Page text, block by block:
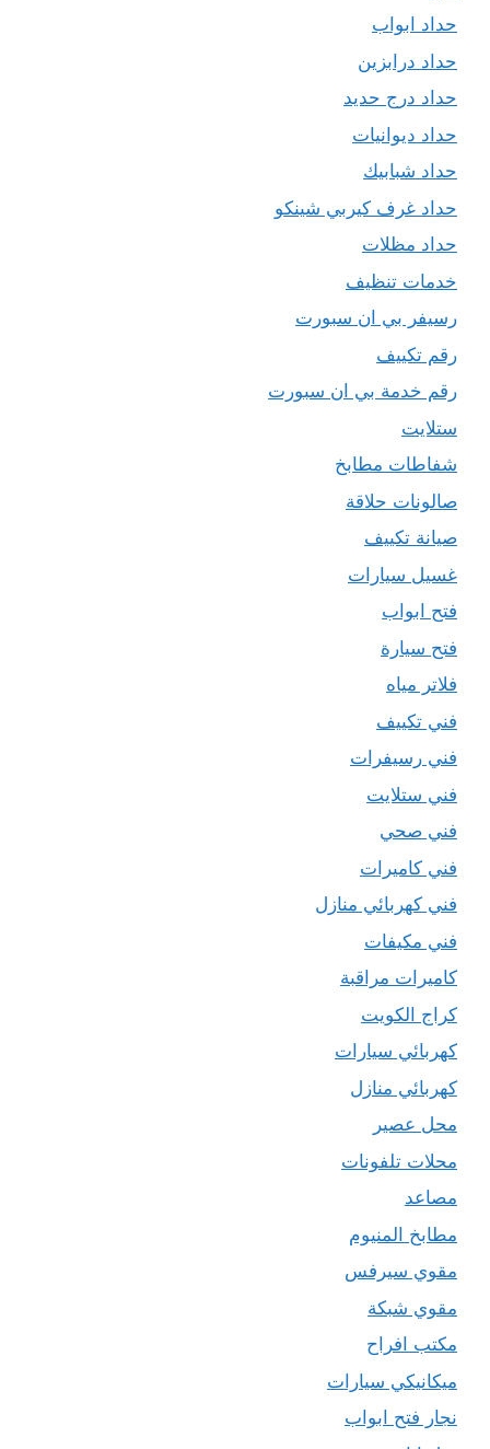
حداد ابواب
حداد درابزين
حداد درج حديد
حداد ديوانيات
حداد شبابيك
حداد غرف كيربي شينكو
حداد مظلات
خدمات تنظيف
رسيفر بي ان سبورت
رقم تكييف
رقم خدمة بي ان سبورت
ستلايت
شفاطات مطابخ
صالونات حلاقة
صيانة تكييف
غسيل سيارات
فتح ابواب
فتح سيارة
فلاتر مياه
فني تكييف
فني رسيفرات
فني ستلايت
فني صحي
فني كاميرات
فني كهربائي منازل
فني مكيفات
كاميرات مراقبة
كراج الكويت
كهربائي سيارات
كهربائي منازل
محل عصير
محلات تلفونات
مصاعد
مطابخ المنيوم
مقوي سيرفس
مقوي شبكة
مكتب افراح
ميكانيكي سيارات
نجار فتح ابواب